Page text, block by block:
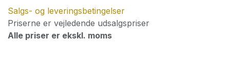
Salgs- og leveringsbetingelser
Priserne er vejledende udsalgspriser
Alle priser er ekskl. moms